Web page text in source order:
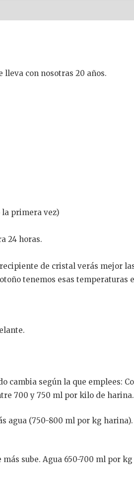
con nosotras 20 años.
la primera vez)
24 horas.
de cristal verás mejor
tenemos esas temperaturas
cambia según la que emplees:
700 y 750 ml por kilo de
agua (750-800 ml por kg
sube. Agua 650-700 ml por